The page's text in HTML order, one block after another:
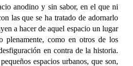
anodino y sin sabor, en el que ni
las que se ha tratado de adornarlo
a hacer de aquel espacio un lugar
plenamente, como en otros de los
en contra de la historia.
espacios urbanos, que son,